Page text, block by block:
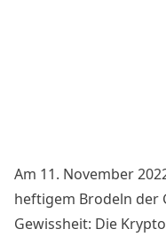
Am 11. November
heftigem Brodeln der
Gewissheit: Die